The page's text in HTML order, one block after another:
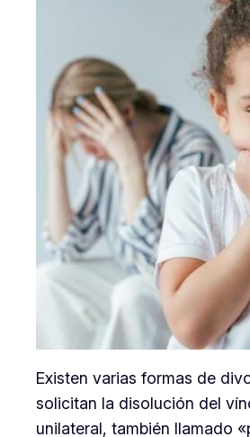
Existen varias formas de
solicitan la disolución del
unilateral, también llamado